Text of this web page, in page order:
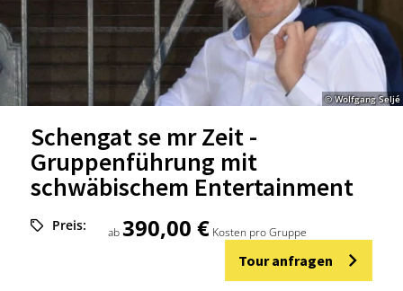
Das könnte Sie interessieren
Stadtführungen
Tickets
Citytour
Übernachtung
Erlebnisse
Essen & Trinken
Wein
Automobil
Kultur
Feste & Highlights
© Wolfgang Seljé
Schengat se mr Zeit -
Gruppenführung mit
schwäbischem Entertainment
Preis: ab 390,00 € Kosten pro Gruppe
Tour anfragen